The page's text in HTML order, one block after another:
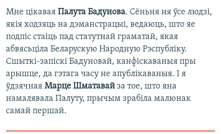
Мне цікавая Палута Бадунова. Сёньня ня ўсе людзі,
якія ходзяць на дэманстрацыі, ведаюць, што яе
подпіс стаіць пад статутнай граматай, якая
абвясьціла Беларускую Народную Рэспубліку.
Сшыткі-запіскі Бадуновай, канфіскаваныя пры
арышце, да гэтага часу не апублікаваныя. І я
ўдзячная Марце Шматавай за тое, што яна
намалявала Палуту, прычым зрабіла малюнак
самай першай.